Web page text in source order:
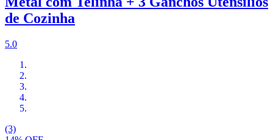
de Cozinha
5.0
(3)